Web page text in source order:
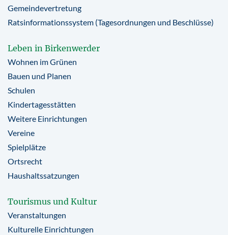
Gemeindevertretung
Ratsinformationssystem (Tagesordnungen und Beschlüsse)
Leben in Birkenwerder
Wohnen im Grünen
Bauen und Planen
Schulen
Kindertagesstätten
Weitere Einrichtungen
Vereine
Spielplätze
Ortsrecht
Haushaltssatzungen
Tourismus und Kultur
Veranstaltungen
Kulturelle Einrichtungen